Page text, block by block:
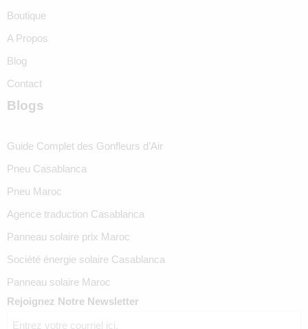
Boutique
A Propos
Blog
Contact
Blogs
Guide Complet des Gonfleurs d’Air
Pneu Casablanca
Pneu Maroc
Agence traduction Casablanca
Panneau solaire prix Maroc
Société énergie solaire Casablanca
Panneau solaire Maroc
Rejoignez Notre Newsletter